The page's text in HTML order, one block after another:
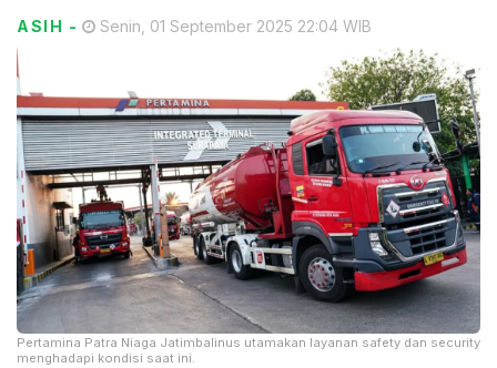
ASIH - Senin, 01 September 2025 22:04 WIB
Pertamina Patra Niaga Jatimbalinus utamakan layanan safety dan security
menghadapi kondisi saat ini.